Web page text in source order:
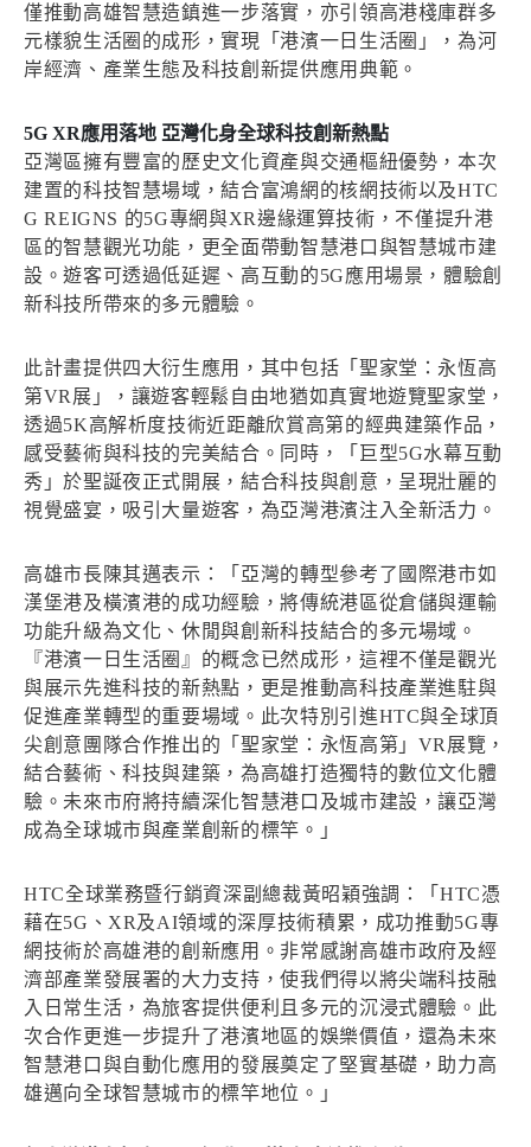
僅推動高雄智慧造鎮進一步落實，亦引領高港棧庫群多
元樣貌生活圈的成形，實現「港濱一日生活圈」，為河
岸經濟、產業生態及科技創新提供應用典範。
5G XR應用落地 亞灣化身全球科技創新熱點
亞灣區擁有豐富的歷史文化資產與交通樞紐優勢，本次
建置的科技智慧場域，結合富鴻網的核網技術以及HTC
G REIGNS 的5G專網與XR邊緣運算技術，不僅提升港
區的智慧觀光功能，更全面帶動智慧港口與智慧城市建
設。遊客可透過低延遲、高互動的5G應用場景，體驗創
新科技所帶來的多元體驗。
此計畫提供四大衍生應用，其中包括「聖家堂：永恆高
第VR展」，讓遊客輕鬆自由地猶如真實地遊覽聖家堂，
透過5K高解析度技術近距離欣賞高第的經典建築作品，
感受藝術與科技的完美結合。同時，「巨型5G水幕互動
秀」於聖誕夜正式開展，結合科技與創意，呈現壯麗的
視覺盛宴，吸引大量遊客，為亞灣港濱注入全新活力。
高雄市長陳其邁表示：「亞灣的轉型參考了國際港市如
漢堡港及橫濱港的成功經驗，將傳統港區從倉儲與運輸
功能升級為文化、休閒與創新科技結合的多元場域。
『港濱一日生活圈』的概念已然成形，這裡不僅是觀光
與展示先進科技的新熱點，更是推動高科技產業進駐與
促進產業轉型的重要場域。此次特別引進HTC與全球頂
尖創意團隊合作推出的「聖家堂：永恆高第」VR展覽，
結合藝術、科技與建築，為高雄打造獨特的數位文化體
驗。未來市府將持續深化智慧港口及城市建設，讓亞灣
成為全球城市與產業創新的標竿。」
HTC全球業務暨行銷資深副總裁黃昭穎強調：「HTC憑
藉在5G、XR及AI領域的深厚技術積累，成功推動5G專
網技術於高雄港的創新應用。非常感謝高雄市政府及經
濟部產業發展署的大力支持，使我們得以將尖端科技融
入日常生活，為旅客提供便利且多元的沉浸式體驗。此
次合作更進一步提升了港濱地區的娛樂價值，還為未來
智慧港口與自動化應用的發展奠定了堅實基礎，助力高
雄邁向全球智慧城市的標竿地位。」